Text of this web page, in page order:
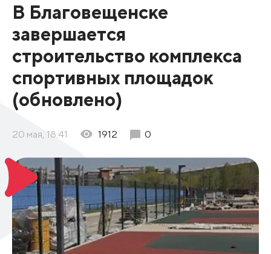
В Благовещенске
завершается
строительство комплекса
спортивных площадок
(обновлено)
20 мая, 18:41 1912 0